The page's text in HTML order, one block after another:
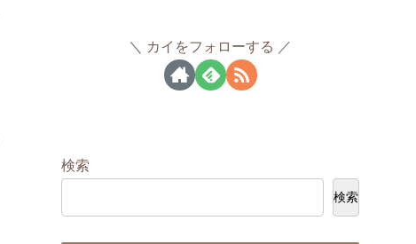
カイをフォローする
検索
検索